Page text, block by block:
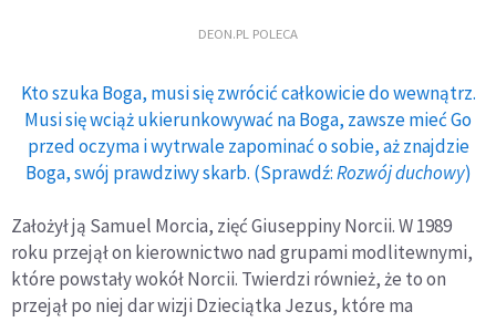
DEON.PL POLECA
Kto szuka Boga, musi się zwrócić całkowicie do wewnątrz.
Musi się wciąż ukierunkowywać na Boga, zawsze mieć Go
przed oczyma i wytrwale zapominać o sobie, aż znajdzie
Boga, swój prawdziwy skarb. (Sprawdź:Rozwój duchowy)
Założył ją Samuel Morcia, zięć Giuseppiny Norcii. W 1989
roku przejął on kierownictwo nad grupami modlitewnymi,
które powstały wokół Norcii. Twierdzi również, że to on
przejął po niej dar wizji Dzieciątka Jezus, które ma